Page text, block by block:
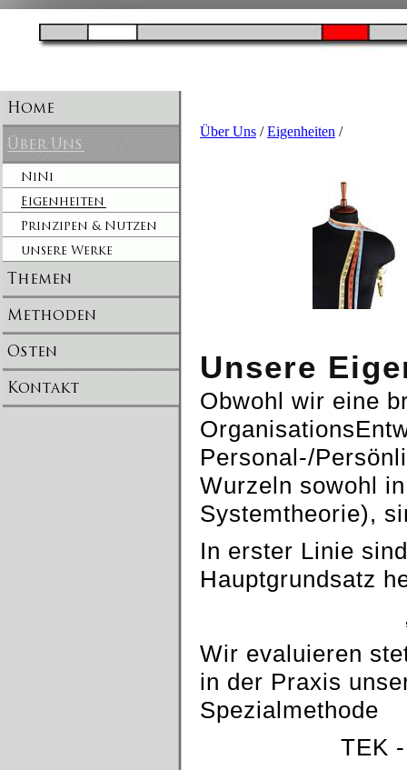
Über Uns /Eigenheiten /
Unsere
Obwohl wir eine
Personal-/
Wurzeln sowohl
Systemtheorie),
In erster Linie
Hauptgrundsatz
Wir evaluieren
in der Praxis
Spezialmethode
TEK